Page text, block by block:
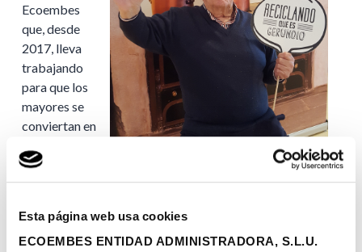
Esta página web usa cookies
ECOEMBES ENTIDAD ADMINISTRADORA, S.L.U.
Ecoembes
que, desde
2017, lleva
trabajando
para que los
mayores se
conviertan en
del reciclaje y
del consumo
siguientes generaciones. A día de hoy, este proyecto ya
está presenta en cerca de 300 centros de mayores,